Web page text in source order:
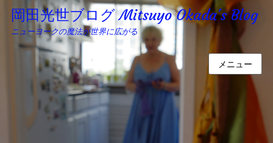
岡田光世ブログ Mitsuyo Okada's Blog
ニューヨークの魔法が世界に広がる
メニュー